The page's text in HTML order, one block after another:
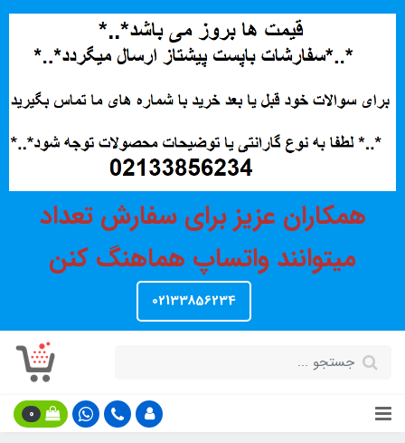
همکاران عزیز برای سفارش تعداد
میتوانند واتساپ هماهنگ کنن
02133856234
0